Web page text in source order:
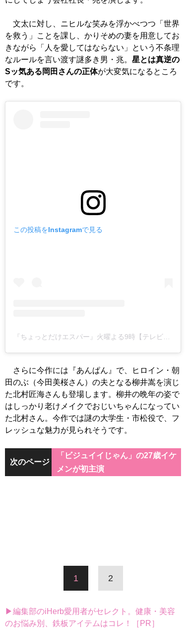
文太に対し、ニヒルな笑みを浮かべつつ「世界
を救う」ことを課し、かりそめの妻を用意してお
きながら「人を愛してはならない」という不条理
なルールを言い渡す謎多き男・兆。 星とは真逆の
Sッ気ある岡田さんの正体が大変気になるところ
です。
この投稿をInstagramで見る
『ちょっとだけエスパー』火曜よる9時【テレビ朝日公式】(@chottodake_esper)がシェアした投稿
さらに今作には『あんぱん』で、ヒロイン・朝
田のぶ（今田美桜さん）の夫となる柳井嵩を演じ
た北村匠海さんも登場します。柳井の晩年の姿で
はしっかり老けメイクでおじいちゃんになってい
た北村さん。今作では謎の大学生・市松役で、フ
レッシュな魅力が見られそうです。
次のページ
「ビジュイイじゃん」の27歳イケ
メンが初主演
1 2
▶編集部のiHerb愛用者がセレクト。健康・美容
のお悩み別、鉄板アイテムはコレ！［PR］